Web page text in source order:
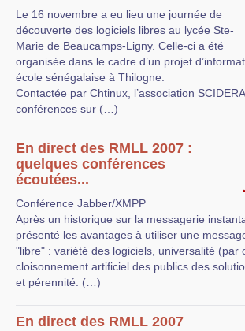
Le 16 novembre a eu lieu une journée de
découverte des logiciels libres au lycée Ste-
Marie de Beaucamps-Ligny. Celle-ci a été
organisée dans le cadre d’un projet
école sénégalaise à Thilogne.
Contactée par Chtinux, l’association
conférences sur (…)
En direct des RMLL 2007 :
quelques conférences
écoutées...
Conférence Jabber/XMPP
Après un historique sur la messagerie
présenté les avantages à utiliser une
"libre" : variété des logiciels, universalité (par
cloisonnement artificiel des publics des
et pérennité. (…)
En direct des RMLL 2007